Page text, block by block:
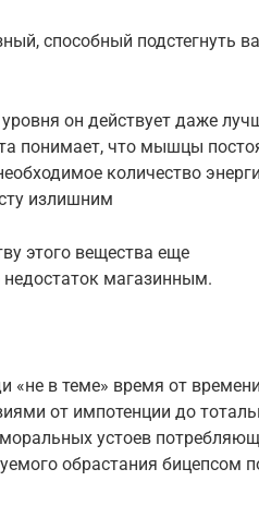
способный подстегнуть
он действует даже
понимает, что мышцы
количество
излишним
этого вещества еще
недостаток магазинным.
«не в теме» время от
от импотенции до
устоев
обрастания бицепсом